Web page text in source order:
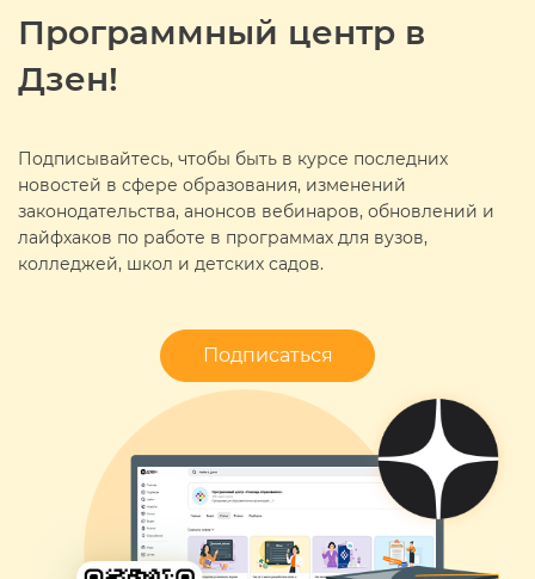
Программный центр
Дзен!
Подписывайтесь, чтобы быть в курсе последних
новостей в сфере образования, изменений
законодательства, анонсов вебинаров, обновлений и
лайфхаков по работе в программах для вузов,
колледжей, школ и детских садов.
Подписаться